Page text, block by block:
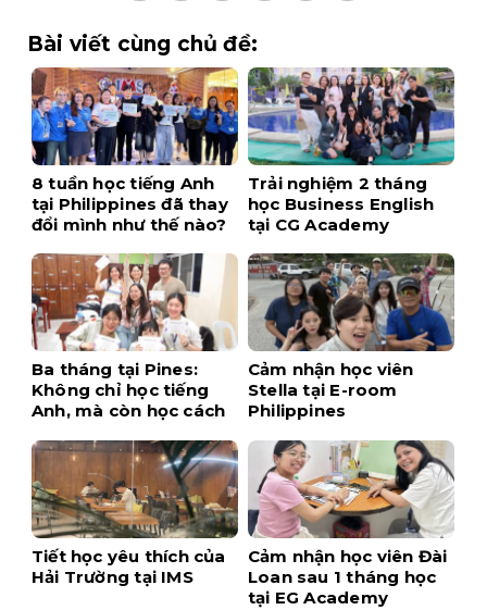
Bài viết cùng chủ đề:
8 tuần học tiếng Anh
tại Philippines đã thay
đổi mình như thế nào?
Trải nghiệm 2 tháng
học Business English
tại CG Academy
Ba tháng tại Pines:
Không chỉ học tiếng
Anh, mà còn học cách
Cảm nhận học viên
Stella tại E-room
Philippines
Tiết học yêu thích của
Hải Trường tại IMS
Cảm nhận học viên Đài
Loan sau 1 tháng học
tại EG Academy